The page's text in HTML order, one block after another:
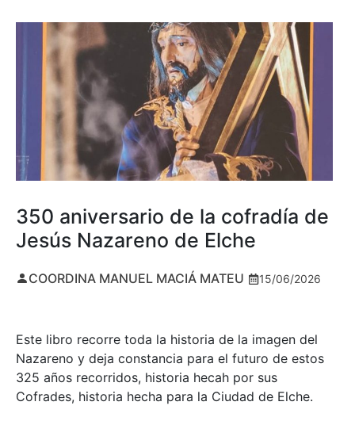
350 aniversario de la cofradía de
Jesús Nazareno de Elche
COORDINA MANUEL MACIÁ MATEU 15/06/2026
Este libro recorre toda la historia de la imagen del
Nazareno y deja constancia para el futuro de estos
325 años recorridos, historia hecah por sus
Cofrades, historia hecha para la Ciudad de Elche.